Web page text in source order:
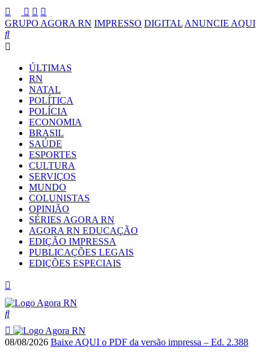
GRUPO AGORA RN IMPRESSO DIGITAL ANUNCIE AQUI
ÚLTIMAS
RN
NATAL
POLÍTICA
POLÍCIA
ECONOMIA
BRASIL
SAÚDE
ESPORTES
CULTURA
SERVIÇOS
MUNDO
COLUNISTAS
OPINIÃO
SÉRIES AGORA RN
AGORA RN EDUCAÇÃO
EDIÇÃO IMPRESSA
PUBLICAÇÕES LEGAIS
EDIÇÕES ESPECIAIS
08/08/2026 Baixe AQUI o PDF da versão impressa – Ed. 2.388